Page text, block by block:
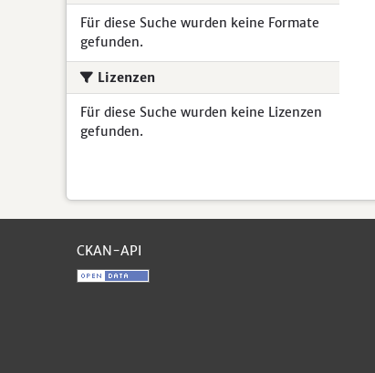
Für diese Suche wurden keine Formate
gefunden.
Lizenzen
Für diese Suche wurden keine Lizenzen
gefunden.
CKAN-API